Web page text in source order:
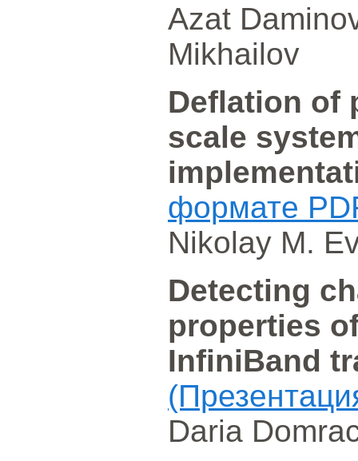
Azat
Mikhailov
Deflation of
scale
формате
Nikolay M.
Detecting
properties
InfiniBand
Daria